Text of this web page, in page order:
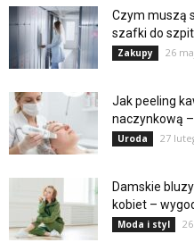
Czym muszą
szafki do
Zakupy 26
Jak peeling
naczynkową
Uroda 27
Damskie
kobiet –
Moda i styl